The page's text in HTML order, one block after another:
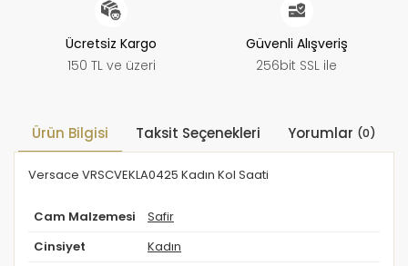
Ücretsiz Kargo
150 TL ve üzeri
Güvenli Alışveriş
256bit SSL ile
Ürün Bilgisi Taksit Seçenekleri Yorumlar (0)
Versace VRSCVEKLA0425 Kadın Kol Saati
Cam Malzemesi Safir
Cinsiyet Kadın